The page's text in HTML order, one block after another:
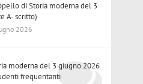
di Storia moderna del 3
A- scritto)
2026
moderna del 3 giugno 2026
frequentanti